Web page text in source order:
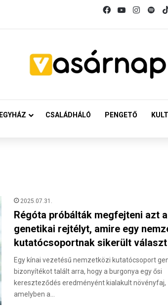
FacebookYouTube
EGYHÁZ CSALÁDHÁLÓ PENGETŐ
2025.07.31.
Régóta próbálták megfejteni azt a
genetikai rejtélyt, amire egy
kutatócsoportnak sikerült választ
Egy kínai vezetésű nemzetközi kutatócsoport
bizonyítékot talált arra, hogy a burgonya egy ősi
kereszteződés eredményént kialakult növényfaj,
amelyben a…